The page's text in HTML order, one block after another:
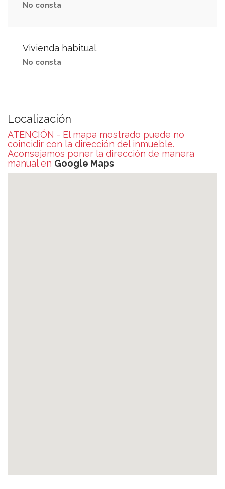
No consta
Vivienda habitual
No consta
Localización
ATENCIÓN - El mapa mostrado puede no
coincidir con la dirección del inmueble.
Aconsejamos poner la dirección de manera
manual en Google Maps